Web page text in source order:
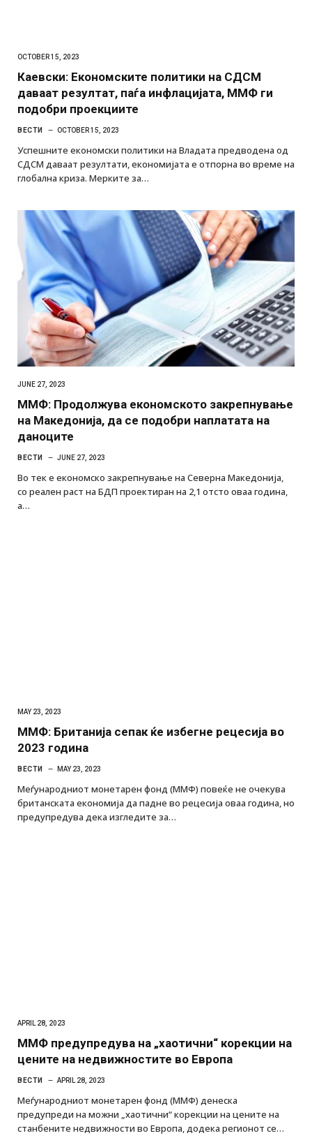
OCTOBER 15, 2023
Каевски: Економските политики на СДСМ
даваат резултат, паѓа инфлацијата, ММФ ги
подобри проекциите
ВЕСТИ OCTOBER 15, 2023
Успешните економски политики на Владата предводена од
СДСМ даваат резултати, економијата е отпорна во време на
глобална криза. Мерките за…
JUNE 27, 2023
ММФ: Продолжува економското закрепнување
на Македонија, да се подобри наплатата на
даноците
ВЕСТИ JUNE 27, 2023
Во тек е економско закрепнување на Северна Македонија,
со реален раст на БДП проектиран на 2,1 отсто оваа година,
а…
MAY 23, 2023
ММФ: Британија сепак ќе избегне рецесија во
2023 година
ВЕСТИ MAY 23, 2023
Меѓународниот монетарен фонд (ММФ) повеќе не очекува
британската економија да падне во рецесија оваа година, но
предупредува дека изгледите за…
APRIL 28, 2023
ММФ предупредува на „хаотични“ корекции на
цените на недвижностите во Европа
ВЕСТИ APRIL 28, 2023
Меѓународниот монетарен фонд (ММФ) денеска
предупреди на можни „хаотични“ корекции на цените на
станбените недвижности во Европа, додека регионот се…